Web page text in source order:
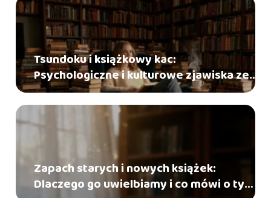
Tsundoku i książkowy kac:
Psychologiczne i kulturowe zjawiska ze
świata czytelników
Zapach starych i nowych książek:
Dlaczego go uwielbiamy i co mówi o tym